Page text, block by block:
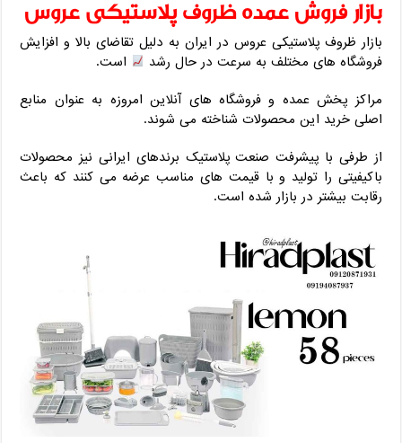
بازار فروش عمده ظروف پلاستیکی عروس
بازار ظروف پلاستیکی عروس در ایران به دلیل تقاضای بالا و افزایش
فروشگاه های مختلف به سرعت در حال رشد
است.
مراکز پخش عمده و فروشگاه های آنلاین امروزه به عنوان منابع
اصلی خرید این محصولات شناخته می شوند.
از طرفی با پیشرفت صنعت پلاستیک برندهای ایرانی نیز محصولات
باکیفیتی را تولید و با قیمت های مناسب عرضه می کنند که باعث
رقابت بیشتر در بازار شده است.